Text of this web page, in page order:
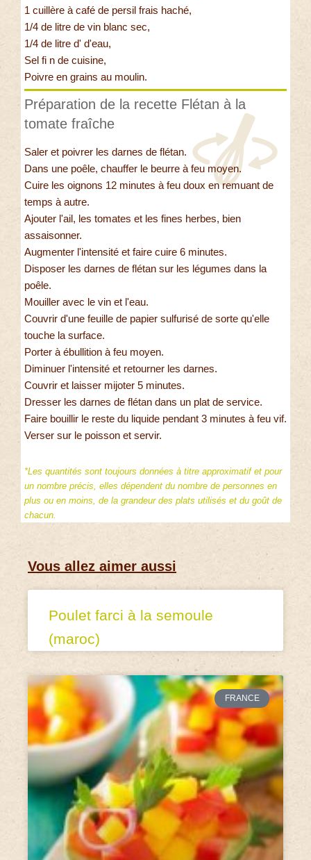
1 cuillère à café de persil frais haché,
1/4 de litre de vin blanc sec,
1/4 de litre d' d'eau,
Sel fi n de cuisine,
Poivre en grains au moulin.
Préparation de la recette Flétan à la
tomate fraîche
Saler et poivrer les darnes de flétan.
Dans une poêle, chauffer le beurre à feu moyen.
Cuire les oignons 12 minutes à feu doux en remuant de
temps à autre.
Ajouter l'ail, les tomates et les fines herbes, bien
assaisonner.
Augmenter l'intensité et faire cuire 6 minutes.
Disposer les darnes de flétan sur les légumes dans la
poêle.
Mouiller avec le vin et l'eau.
Couvrir d'une feuille de papier sulfurisé de sorte qu'elle
touche la surface.
Porter à ébullition à feu moyen.
Diminuer l'intensité et retourner les darnes.
Couvrir et laisser mijoter 5 minutes.
Dresser les darnes de flétan dans un plat de service.
Faire bouillir le reste du liquide pendant 3 minutes à feu vif.
Verser sur le poisson et servir.
*Les quantités sont toujours données à titre approximatif et pour
un nombre précis, elles dépendent du nombre de personnes en
plus ou en moins, de la grandeur des plats utilisés et du goût de
chacun.
Vous allez aimer aussi
Poulet farci à la semoule
(maroc)
FRANCE